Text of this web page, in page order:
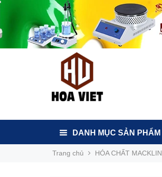
DANH MỤC SẢN PHẨM
Trang chủ HÓA CHẤT MACKLIN